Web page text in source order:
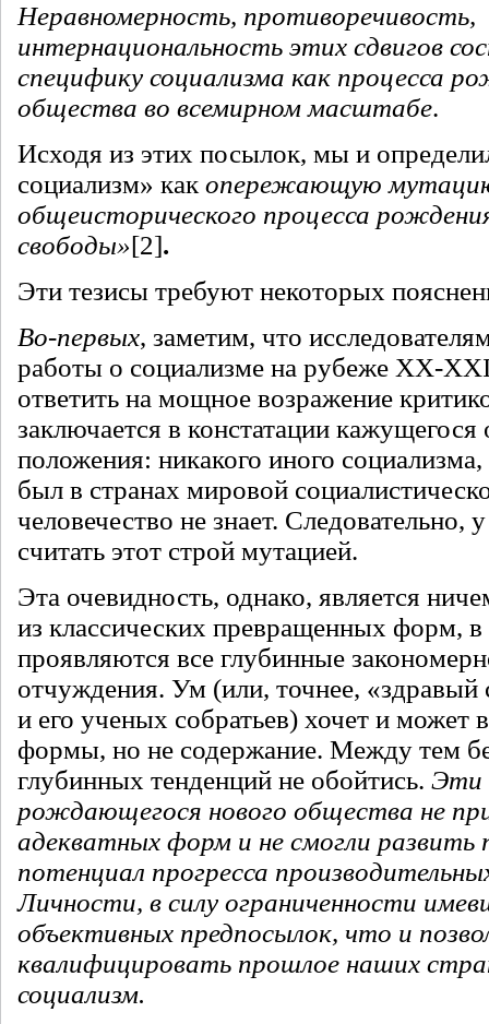
Неравномерность, противоречивость,
интернациональность этих сдвигов
специфику социализма как процесса
общества во всемирном масштабе.
Исходя из этих посылок, мы и
социализм» как опережающую
общеисторического процесса
свободы»[2].
Эти тезисы требуют некоторых
Во-первых, заметим, что
работы о социализме на рубеже XX-
ответить на мощное возражение
заключается в констатации
положения: никакого иного
был в странах мировой
человечество не знает. Следовательно,
считать этот строй мутацией.
Эта очевидность, однако, является
из классических превращенных форм,
проявляются все глубинные
отчуждения. Ум (или, точнее, «здравый
и его ученых собратьев) хочет и может
формы, но не содержание. Между тем
глубинных тенденций не обойтись. Эти
рождающегося нового общества не
адекватных форм и не смогли развить
потенциал прогресса
Личности, в силу ограниченности
объективных предпосылок, что и
квалифицировать прошлое наших
социализм.